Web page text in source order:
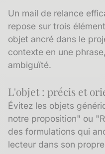
Un mail de relance
repose sur trois
objet ancré dans le
contexte en une
ambiguïté.
L'objet : précis et
Évitez les objets
notre proposition" ou
des formulations qui
lecteur dans son